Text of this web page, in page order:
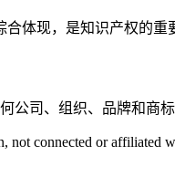
体现，是知识产权的
公司、组织、品牌和商标
connected or